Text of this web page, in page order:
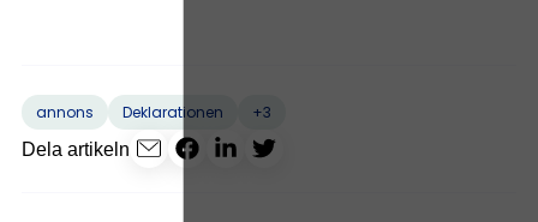
annons Deklarationen
+3
Dela artikeln